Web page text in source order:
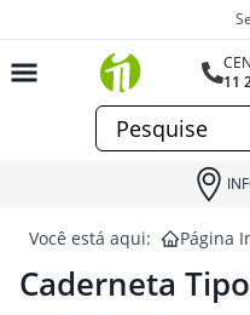
11
Você está aqui: Página
Caderneta